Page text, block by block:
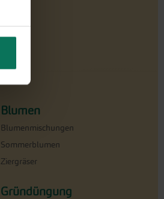
Blumen
Blumenmischungen
Sommerblumen
Ziergräser
Gründüngung